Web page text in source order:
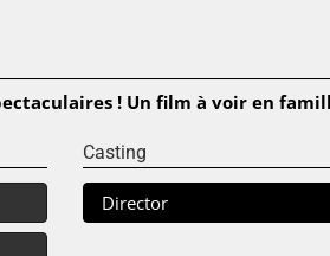
! Un film à voir en
Casting
Director